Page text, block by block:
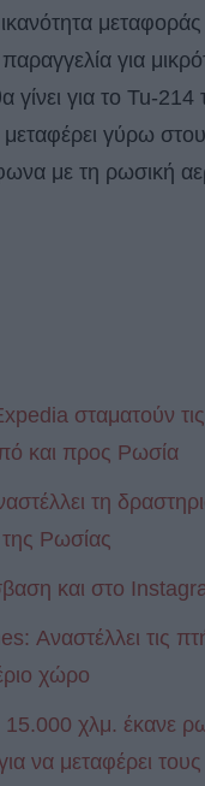
για
για το Tu-214
γύρω
με τη ρωσική
σταματούν τις
και προς Ρωσία
τη
Ρωσίας
και στο
Αναστέλλει τις
χώρο
χλμ. έκανε
να μεταφέρει